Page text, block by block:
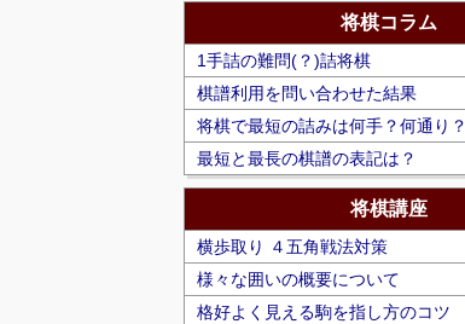
将棋コラム
1手詰の難問(？)詰将棋
棋譜利用を問い合わせた結果
将棋で最短の詰みは何手？何通り？
最短と最長の棋譜の表記は？
将棋講座
横歩取り ４五角戦法対策
様々な囲いの概要について
格好よく見える駒を指し方のコツ